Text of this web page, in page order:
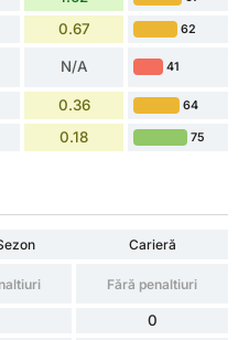
0.67 62
N/A 41
0.36 64
0.18 75
Carieră
Fără penaltiuri
0